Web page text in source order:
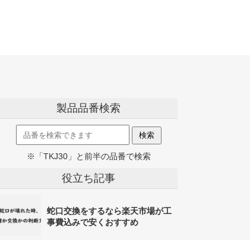
製品品番検索
※「TKJ30」と前半の品番で検索
役立ち記事
蛇口交換をするなら楽天市場が工
事費込みで安くおすすめ